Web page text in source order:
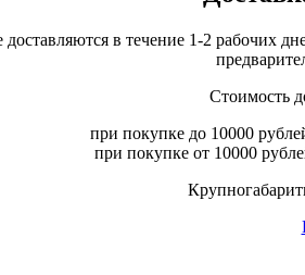
в течение 1-2 рабочих
Стоимость
при покупке до 10000
при покупке от 10000